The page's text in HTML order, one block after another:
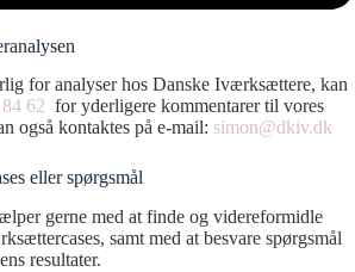
for analyser hos Danske Iværksættere, kan
62 for yderligere kommentarer til vores
også kontaktes på e-mail: simon@dkiv.dk
eller spørgsmål
gerne med at finde og videreformidle
samt med at besvare spørgsmål
resultater.